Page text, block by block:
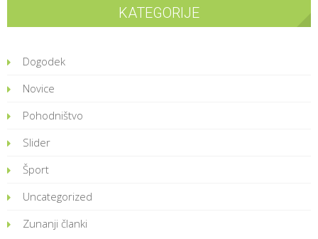
KATEGORIJE
Dogodek
Novice
Pohodništvo
Slider
Šport
Uncategorized
Zunanji članki